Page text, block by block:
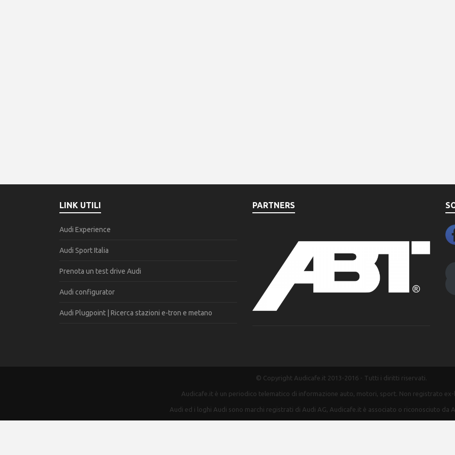
LINK UTILI
Audi Experience
Audi Sport Italia
Prenota un test drive Audi
Audi configurator
Audi Plugpoint | Ricerca stazioni e-tron e metano
PARTNERS
© Copyright Audicafe.it 2013-2016 - Tutti i diritti riservati.
Audicafe.it è un periodico telematico di informazione auto, motori, sport. Non registrato ex-
Audi ed i loghi Audi sono marchi registrati di Audi AG, Audicafe.it è associato o riconosciuto da